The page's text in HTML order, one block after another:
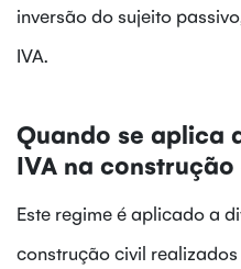
inversão do sujeito
IVA.
Quando se aplica
IVA na
Este regime é aplicado a
construção civil